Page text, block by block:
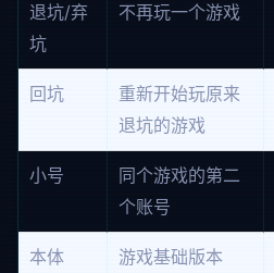
退坑/弃
坑
不再玩一个游戏
回坑
重新开始玩原来
退坑的游戏
小号
同个游戏的第二
个账号
本体 游戏基础版本